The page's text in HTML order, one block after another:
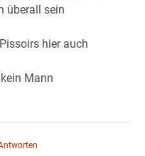
überall sein
hier auch
Mann